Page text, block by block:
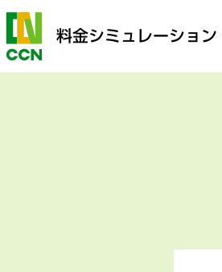
料金シミュレーション